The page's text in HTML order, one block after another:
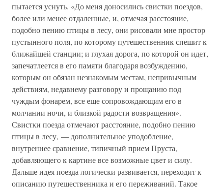
пытается уснуть. «До меня доносились свистки поездов,
более или менее отдаленные, и, отмечая расстояние,
подобно пению птицы в лесу, они рисовали мне простор
пустынного поля, по которому путешественник спешит к
ближайшей станции; и глухая дорога, по которой он идет,
запечатлеется в его памяти благодаря возбуждению,
которым он обязан незнакомым местам, непривычным
действиям, недавнему разговору и прощанию под
чуждым фонарем, все еще сопровождающим его в
молчании ночи, и близкой радости возвращения».
Свистки поезда отмечают расстояние, подобно пению
птицы в лесу, — дополнительное уподобление,
внутреннее сравнение, типичный прием Пруста,
добавляющего к картине все возможные цвет и силу.
Дальше идея поезда логически развивается, переходит к
описанию путешественника и его переживаний. Такое